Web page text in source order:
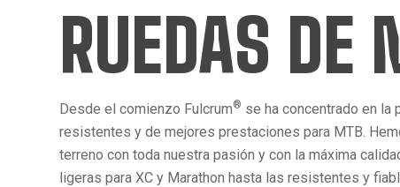
RUEDAS DE
Desde el comienzo Fulcrum® se ha concentrado en la
resistentes y de mejores prestaciones para MTB.
terreno con toda nuestra pasión y con la máxima
ligeras para XC y Marathon hasta las resistentes y